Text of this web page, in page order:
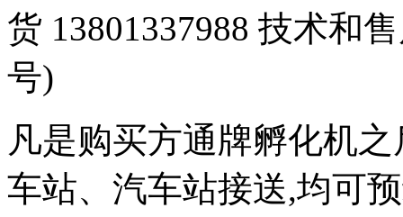
货 13801337988 技术和
号)
凡是购买方通牌孵化机
车站、汽车站接送,均可